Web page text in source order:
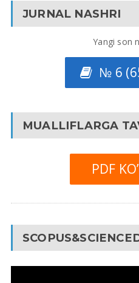
JURNAL NASHRI
Yangi son
№ 6
MUALLIFLARGA
PDF